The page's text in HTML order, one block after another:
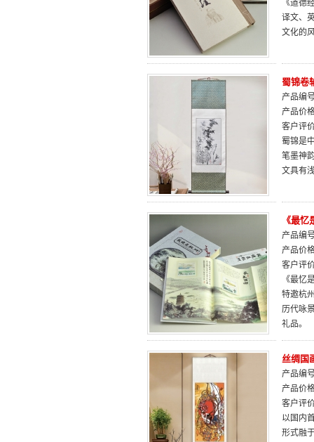
《道德
译文、
文化的
蜀锦卷
产品编
产品价
客户评
蜀锦是
笔墨神
文具有
《最
产品编
产品价
客户评
《最忆
特邀杭
历代咏
礼品。
丝绸国
产品编
产品价
客户评
以国内
形式融